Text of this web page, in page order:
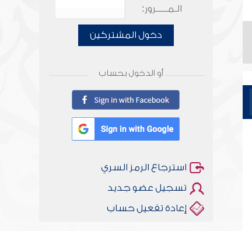
الـمـــــرور:
دخول المشتركين
أو الدخول بحساب
استرجاع الرمز السري
تسجيل عضو جديد
إعادة تفعيل حساب